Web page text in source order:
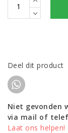
Deel dit product
Niet gevonden
via mail of
Laat ons helpen!